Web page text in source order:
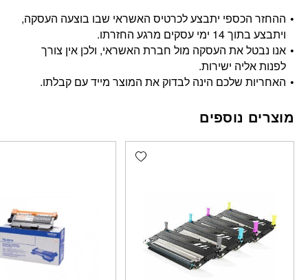
ההחזר הכספי יתבצע לכרטיס האשראי שבו בוצעה העסקה,
ויתבצע בתוך 14 ימי עסקים מרגע החזרתו.
אנו נבטל את העסקה מול חברת האשראי, ולכן אין צורך
לפנות אליה ישירות.
האחריות שלכם הינה לבדוק את המוצר מייד עם קבלתו.
מוצרים נוספים
Add wishlist